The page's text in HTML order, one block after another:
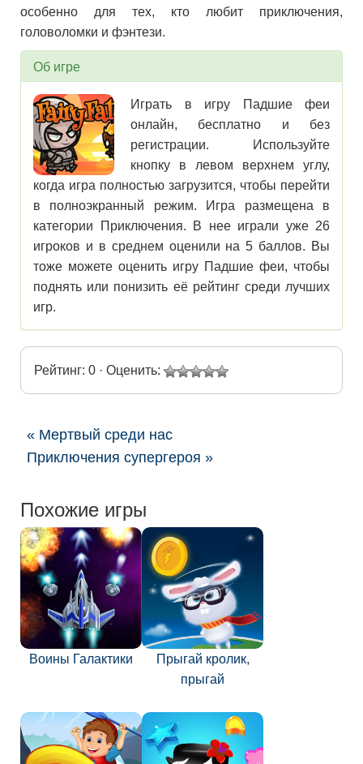
особенно для тех, кто любит приключения,
головоломки и фэнтези.
Об игре
Играть в игру Падшие феи
онлайн, бесплатно и без
регистрации. Используйте
кнопку в левом верхнем углу,
когда игра полностью загрузится, чтобы перейти
в полноэкранный режим. Игра размещена в
категории Приключения. В нее играли уже 26
игроков и в среднем оценили на 5 баллов. Вы
тоже можете оценить игру Падшие феи, чтобы
поднять или понизить её рейтинг среди лучших
игр.
Рейтинг: 0 · Оценить:
« Мертвый среди нас
Приключения супергероя »
Похожие игры
Воины Галактики
Прыгай кролик,
прыгай